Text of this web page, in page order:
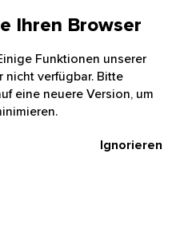
Ihren Browser
Funktionen unserer
verfügbar. Bitte
eine neuere Version, um
Ignorieren